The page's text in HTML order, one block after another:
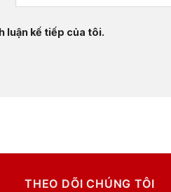
luận kế tiếp của tôi.
THEO DÕI CHÚNG TÔI